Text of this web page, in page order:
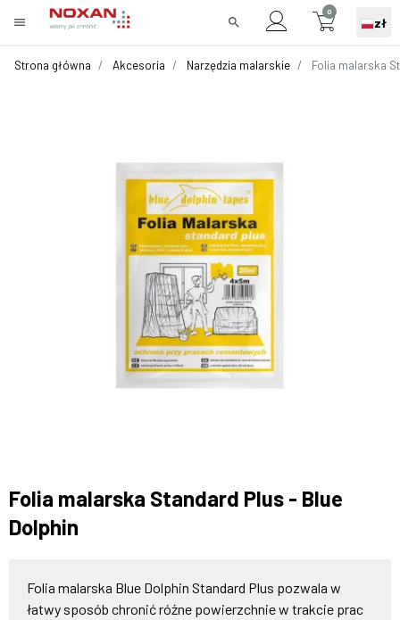
menu search
0
zł
Strona główna Akcesoria Narzędzia malarskie Folia malarska
Folia malarska Standard Plus - Blue
Dolphin
Folia malarska Blue Dolphin Standard Plus pozwala w
łatwy sposób chronić różne powierzchnie w trakcie prac